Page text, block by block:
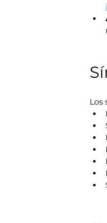
Los